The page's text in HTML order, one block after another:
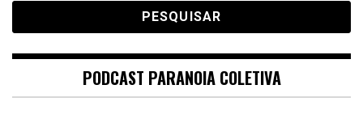
PODCAST PARANOIA COLETIVA